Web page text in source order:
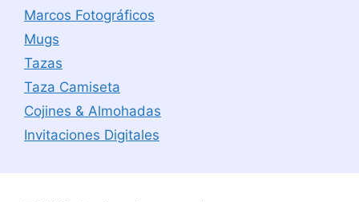
Marcos Fotográficos
Mugs
Tazas
Taza Camiseta
Cojines & Almohadas
Invitaciones Digitales